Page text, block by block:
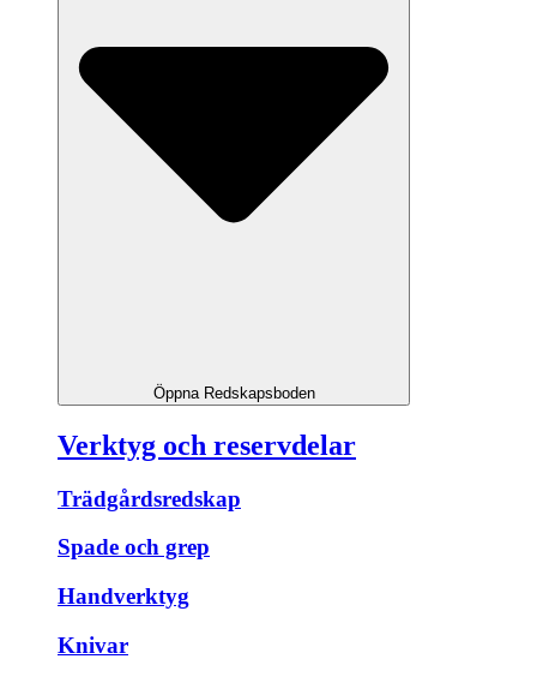
Öppna Redskapsboden
Verktyg och reservdelar
Trädgårdsredskap
Spade och grep
Handverktyg
Knivar